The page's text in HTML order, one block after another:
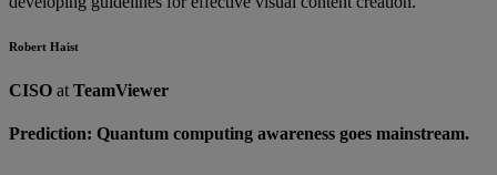
Robert Haist
CISO at TeamViewer
Prediction: Quantum computing awareness goes mainstream.